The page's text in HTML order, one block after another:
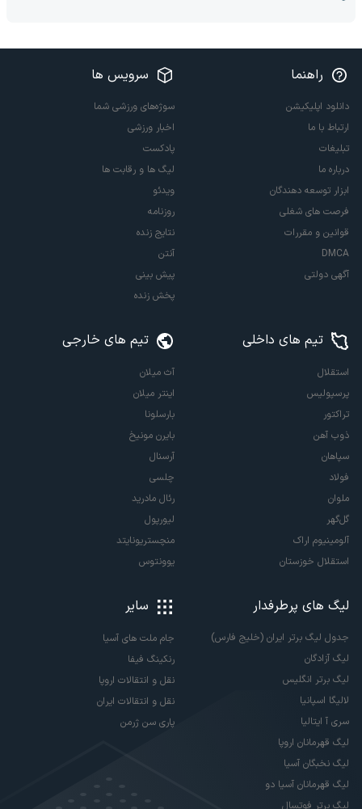
راهنما
دانلود اپلیکیشن
ارتباط با ما
تبلیغات
درباره ما
ابزار توسعه دهندگان
فرصت های شغلی
قوانین و مقررات
DMCA
آگهی دولتی
سرویس ها
سوژه‌های ورزشی شما
اخبار ورزشی
پادکست
لیگ ها و رقابت ها
ویدئو
روزنامه
نتایج زنده
آنتن
پیش بینی
پخش زنده
تیم های داخلی
استقلال
پرسپولیس
تراکتور
ذوب آهن
سپاهان
فولاد
ملوان
گل‌گهر
آلومینیوم اراک
استقلال خوزستان
تیم های خارجی
آث میلان
اینتر میلان
بارسلونا
بایرن مونیخ
آرسنال
چلسی
رئال مادرید
لیورپول
منچستریونایتد
یوونتوس
لیگ های پرطرفدار
جدول لیگ برتر ایران (خلیج فارس)
لیگ آزادگان
لیگ برتر انگلیس
لالیگا اسپانیا
سری آ ایتالیا
لیگ قهرمانان اروپا
لیگ نخبگان آسیا
لیگ قهرمانان آسیا دو
لیگ برتر فوتسال
سایر
جام ملت های آسیا
رنکینگ فیفا
نقل و انتقالات اروپا
نقل و انتقالات ایران
پاری سن ژرمن